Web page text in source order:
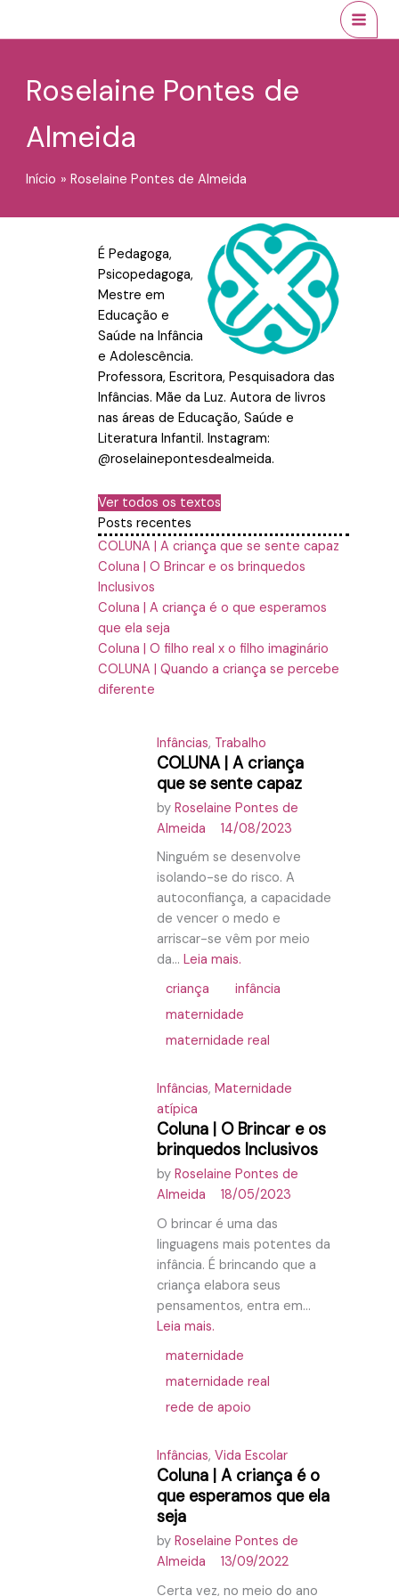
Roselaine Pontes de
Almeida
Início Roselaine Pontes de Almeida
É Pedagoga,
Psicopedagoga,
Mestre em
Educação e
Saúde na Infância
e Adolescência.
Professora, Escritora, Pesquisadora das
Infâncias. Mãe da Luz. Autora de livros
nas áreas de Educação, Saúde e
Literatura Infantil. Instagram:
@roselainepontesdealmeida.
Ver todos os textos
Posts recentes
COLUNA | A criança que se sente capaz
Coluna | O Brincar e os brinquedos
Inclusivos
Coluna | A criança é o que esperamos
que ela seja
Coluna | O filho real x o filho imaginário
COLUNA | Quando a criança se percebe
diferente
Infâncias, Trabalho
COLUNA | A criança
que se sente capaz
by Roselaine Pontes de
Almeida
14/08/2023
Ninguém se desenvolve
isolando-se do risco. A
autoconfiança, a capacidade
de vencer o medo e
arriscar-se vêm por meio
da... Leia mais.
criança
infância
maternidade
maternidade real
Infâncias, Maternidade
atípica
Coluna | O Brincar e os
brinquedos Inclusivos
by Roselaine Pontes de
Almeida
18/05/2023
O brincar é uma das
linguagens mais potentes da
infância. É brincando que a
criança elabora seus
pensamentos, entra em...
Leia mais.
maternidade
maternidade real
rede de apoio
Infâncias, Vida Escolar
Coluna | A criança é o
que esperamos que ela
seja
by Roselaine Pontes de
Almeida
13/09/2022
Certa vez, no meio do ano